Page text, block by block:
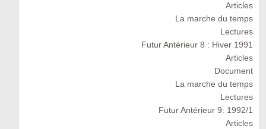
Articles
La marche du temps
Lectures
Futur Antérieur 8 : Hiver 1991
Articles
Document
La marche du temps
Lectures
Futur Antérieur 9: 1992/1
Articles